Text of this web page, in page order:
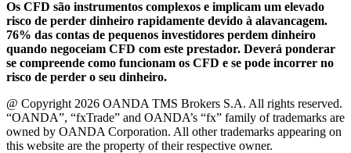
Os CFD são instrumentos complexos e implicam um elevado
risco de perder dinheiro rapidamente devido à alavancagem.
76% das contas de pequenos investidores perdem dinheiro
quando negoceiam CFD com este prestador. Deverá ponderar
se compreende como funcionam os CFD e se pode incorrer no
risco de perder o seu dinheiro.
@ Copyright 2026 OANDA TMS Brokers S.A. All rights reserved.
“OANDA”, “fxTrade” and OANDA’s “fx” family of trademarks are
owned by OANDA Corporation. All other trademarks appearing on
this website are the property of their respective owner.